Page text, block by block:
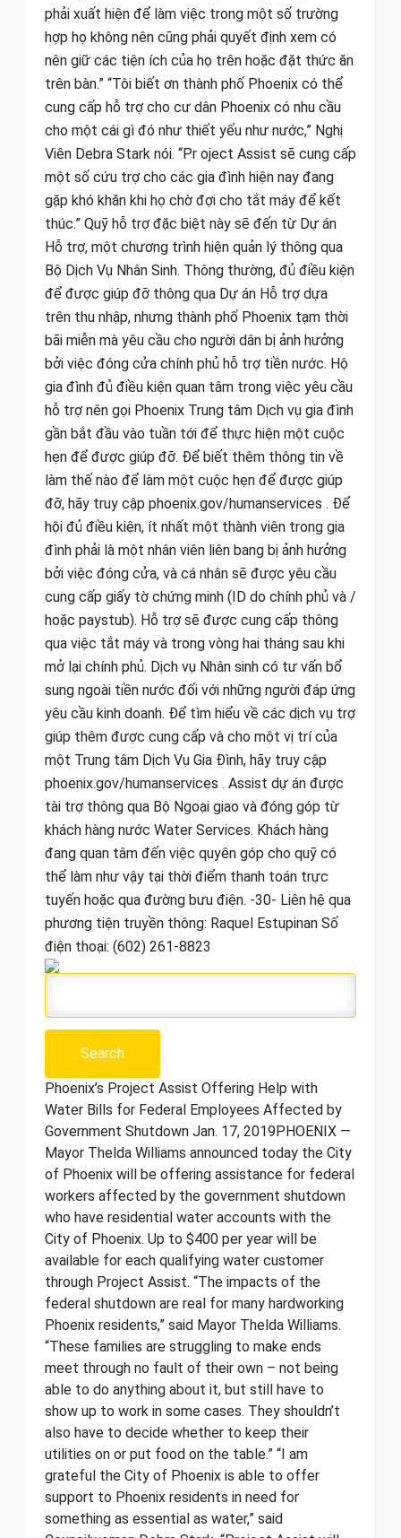
phải xuất hiện để làm việc trong một số trường
hợp họ không nên cũng phải quyết định xem có
nên giữ các tiện ích của họ trên hoặc đặt thức ăn
trên bàn.” “Tôi biết ơn thành phố Phoenix có thể
cung cấp hỗ trợ cho cư dân Phoenix có nhu cầu
cho một cái gì đó như thiết yếu như nước,” Nghị
Viên Debra Stark nói. “Pr oject Assist sẽ cung cấp
một số cứu trợ cho các gia đình hiện nay đang
gặp khó khăn khi họ chờ đợi cho tắt máy để kết
thúc.” Quỹ hỗ trợ đặc biệt này sẽ đến từ Dự án
Hỗ trợ, một chương trình hiện quản lý thông qua
Bộ Dịch Vụ Nhân Sinh. Thông thường, đủ điều kiện
để được giúp đỡ thông qua Dự án Hỗ trợ dựa
trên thu nhập, nhưng thành phố Phoenix tạm thời
bãi miễn mà yêu cầu cho người dân bị ảnh hưởng
bởi việc đóng cửa chính phủ hỗ trợ tiền nước. Hộ
gia đình đủ điều kiện quan tâm trong việc yêu cầu
hỗ trợ nên gọi Phoenix Trung tâm Dịch vụ gia đình
gần bắt đầu vào tuần tới để thực hiện một cuộc
hẹn để được giúp đỡ. Để biết thêm thông tin về
làm thế nào để làm một cuộc hẹn để được giúp
đỡ, hãy truy cập phoenix.gov/humanservices . Để
hội đủ điều kiện, ít nhất một thành viên trong gia
đình phải là một nhân viên liên bang bị ảnh hưởng
bởi việc đóng cửa, và cá nhân sẽ được yêu cầu
cung cấp giấy tờ chứng minh (ID do chính phủ và /
hoặc paystub). Hỗ trợ sẽ được cung cấp thông
qua việc tắt máy và trong vòng hai tháng sau khi
mở lại chính phủ. Dịch vụ Nhân sinh có tư vấn bổ
sung ngoài tiền nước đối với những người đáp ứng
yêu cầu kinh doanh. Để tìm hiểu về các dịch vụ trợ
giúp thêm được cung cấp và cho một vị trí của
một Trung tâm Dịch Vụ Gia Đình, hãy truy cập
phoenix.gov/humanservices . Assist dự án được
tài trợ thông qua Bộ Ngoại giao và đóng góp từ
khách hàng nước Water Services. Khách hàng
đang quan tâm đến việc quyên góp cho quỹ có
thể làm như vậy tại thời điểm thanh toán trực
tuyến hoặc qua đường bưu điện. -30- Liên hệ qua
phương tiện truyền thông: Raquel Estupinan Số
điện thoại: (602) 261-8823
Phoenix’s Project Assist Offering Help with
Water Bills for Federal Employees Affected by
Government Shutdown Jan. 17, 2019 ​PHOENIX —
Mayor Thelda Williams announced today the City
of Phoenix will be offering assistance for federal
workers affected by the government shutdown
who have residential water accounts with the
City of Phoenix. Up to $400 per year will be
available for each qualifying water customer
through Project Assist. “The impacts of the
federal shutdown are real for many hardworking
Phoenix residents,” said Mayor Thelda Williams.
“These families are struggling to make ends
meet through no fault of their own – not being
able to do anything about it, but still have to
show up to work in some cases. They shouldn’t
also have to decide whether to keep their
utilities on or put food on the table.” “I am
grateful the City of Phoenix is able to offer
support to Phoenix residents in need for
something as essential as water,” said